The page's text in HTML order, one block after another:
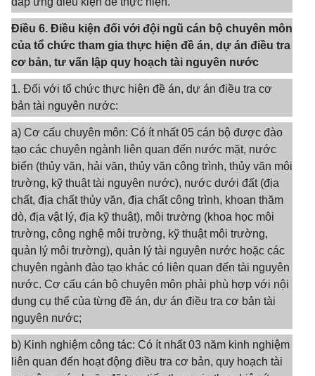
Điều 6. Điều kiện đối với đội ngũ cán bộ chuyên môn
của tổ chức tham gia thực hiện đề án, dự án điều tra
cơ bản, tư vấn lập quy hoạch tài nguyên nước
1. Đối với tổ chức thực hiện đề án, dự án điều tra cơ
bản tài nguyên nước:
a) Cơ cấu chuyên môn: Có ít nhất 05 cán bộ được đào
tạo các chuyên ngành liên quan đến nước mặt, nước
biển (thủy văn, hải văn, thủy văn công trình, thủy văn môi
trường, kỹ thuật tài nguyên nước), nước dưới đất (địa
chất, địa chất thủy văn, địa chất công trình, khoan thăm
dò, địa vật lý, địa kỹ thuật), môi trường (khoa học môi
trường, công nghệ môi trường, kỹ thuật môi trường,
quản lý môi trường), quản lý tài nguyên nước hoặc các
chuyên ngành đào tạo khác có liên quan đến tài nguyên
nước. Cơ cấu cán bộ chuyên môn phải phù hợp với nội
dung cụ thể của từng đề án, dự án điều tra cơ bản tài
nguyên nước;
b) Kinh nghiệm công tác: Có ít nhất 03 năm kinh nghiệm
liên quan đến hoạt động điều tra cơ bản, quy hoạch tài